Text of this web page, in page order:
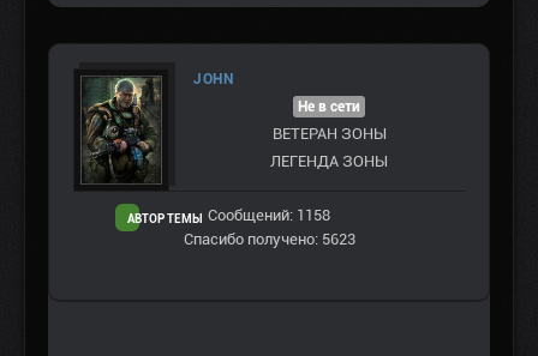
JOHN
АВТОР ТЕМЫ
Не в сети
ВЕТЕРАН ЗOНЫ
ЛЕГЕНДА ЗОНЫ
Сообщений: 1158
Спасибо получено: 5623